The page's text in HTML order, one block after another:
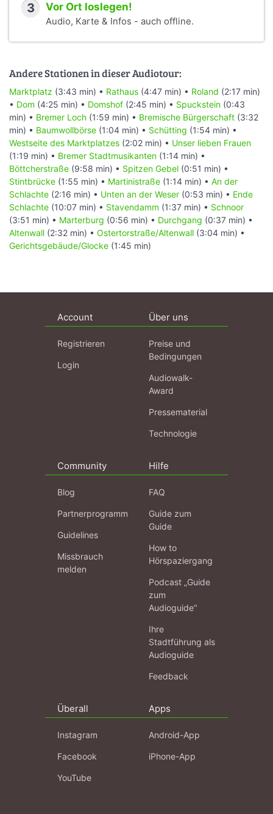
3 Vor Ort loslegen!
Audio, Karte & Infos - auch offline.
Andere Stationen in dieser Audiotour:
Marktplatz (3:43 min) • Rathaus (4:47 min) • Roland (2:17 min)
• Dom (4:25 min) • Domshof (2:45 min) • Spuckstein (0:43
min) • Bremer Loch (1:59 min) • Bremische Bürgerschaft (3:32
min) • Baumwollbörse (1:04 min) • Schütting (1:54 min) •
Westseite des Marktplatzes (2:02 min) • Unser lieben Frauen
(1:19 min) • Bremer Stadtmusikanten (1:14 min) •
Böttcherstraße (9:58 min) • Spitzen Gebel (0:51 min) •
Stintbrücke (1:55 min) • Martinistraße (1:14 min) • An der
Schlachte (2:16 min) • Unten an der Weser (0:53 min) • Ende
Schlachte (10:07 min) • Stavendamm (1:37 min) • Schnoor
(3:51 min) • Marterburg (0:56 min) • Durchgang (0:37 min) •
Altenwall (2:32 min) • Ostertorstraße/Altenwall (3:04 min) •
Gerichtsgebäude/Glocke (1:45 min)
Account
Registrieren
Login
Über uns
Preise und
Bedingungen
Audiowalk-
Award
Pressematerial
Technologie
Community
Blog
Partnerprogramm
Guidelines
Missbrauch
melden
Hilfe
FAQ
Guide zum
Guide
How to
Hörspaziergang
Podcast „Guide
zum
Audioguide“
Ihre
Stadtführung als
Audioguide
Feedback
Überall
Instagram
Facebook
YouTube
Apps
Android-App
iPhone-App